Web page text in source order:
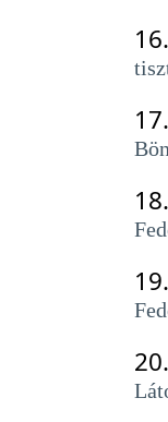
16.
17.
18.
19.
20.